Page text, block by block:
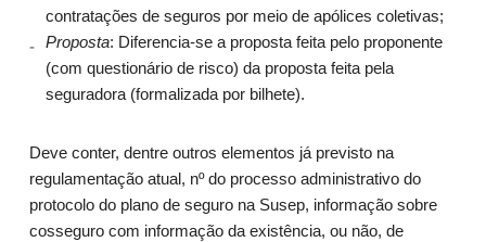
contratações de seguros por meio de apólices coletivas;
Proposta: Diferencia-se a proposta feita pelo proponente
(com questionário de risco) da proposta feita pela
seguradora (formalizada por bilhete).
Deve conter, dentre outros elementos já previsto na
regulamentação atual, nº do processo administrativo do
protocolo do plano de seguro na Susep, informação sobre
cosseguro com informação da existência, ou não, de